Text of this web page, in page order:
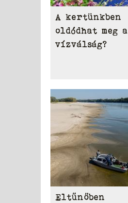
A kertünkben
oldódhat meg a
vízválság?
Eltűnőben